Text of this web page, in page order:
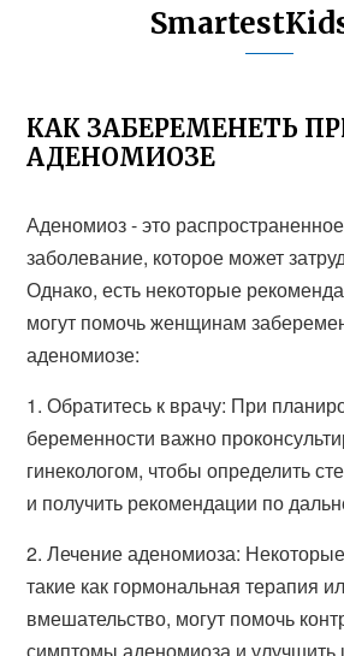
КАК ЗАБЕРЕМЕНЕТЬ
АДЕНОМИОЗЕ
Аденомиоз - это
заболевание, которое может
Однако, есть некоторые
могут помочь женщинам
аденомиозе:
1. Обратитесь к врачу: При
беременности важно
гинекологом, чтобы определить
и получить рекомендации по
2. Лечение аденомиоза:
такие как гормональная терапия
вмешательство, могут помочь